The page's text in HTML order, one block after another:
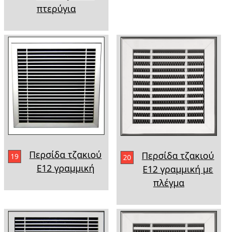
πτερύγια
19
Περσίδα τζακιού
Ε12 γραμμική
20
Περσίδα τζακιού
Ε12 γραμμική με
πλέγμα